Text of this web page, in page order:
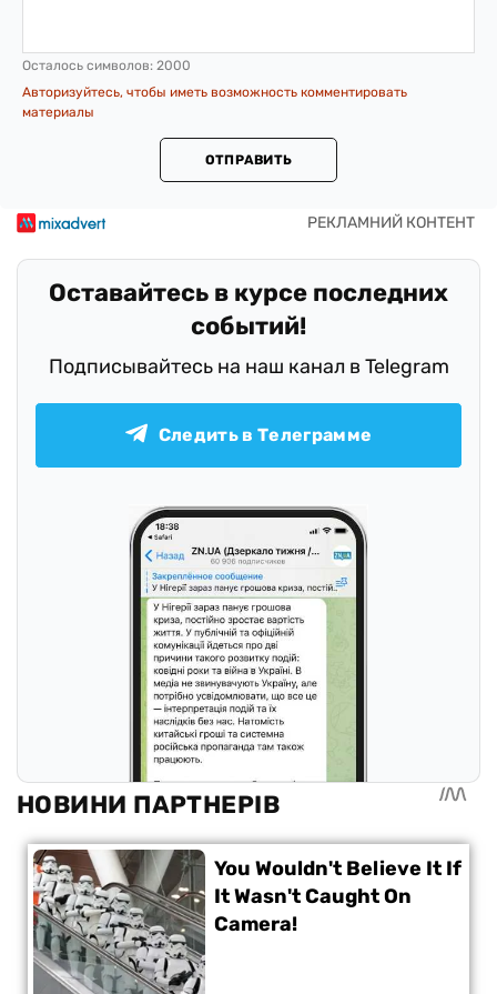
Осталось символов: 2000
Авторизуйтесь, чтобы иметь возможность комментировать
материалы
ОТПРАВИТЬ
Оставайтесь в курсе последних
событий!
Подписывайтесь на наш канал в Telegram
Следить в Телеграмме